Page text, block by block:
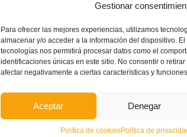
Gestionar
Para ofrecer las mejores experiencias, utilizamos
almacenar y/o acceder a la información del dispositivo.
tecnologías nos permitirá procesar datos como el
identificaciones únicas en este sitio. No consentir o
afectar negativamente a ciertas características y
Aceptar Denegar
Política de cookiesPolítica de